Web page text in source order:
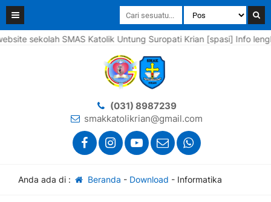
sekolah SMAS Katolik Untung Suropati Krian [spasi] Info
(031) 8987239
smakkatolikrian@gmail.com
Anda ada di : Beranda - Download - Informatika